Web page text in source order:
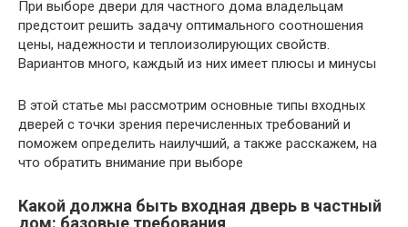
При выборе двери для частного дома владельцам
предстоит решить задачу оптимального соотношения
цены, надежности и теплоизолирующих свойств.
Вариантов много, каждый из них имеет плюсы и минусы
В этой статье мы рассмотрим основные типы входных
дверей с точки зрения перечисленных требований и
поможем определить наилучший, а также расскажем, на
что обратить внимание при выборе
Какой должна быть входная дверь в частный
дом: базовые требования